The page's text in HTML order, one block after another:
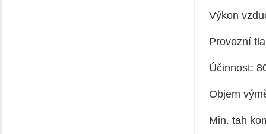
Výkon
Provozní
Účinnost:
Objem
Min. tah